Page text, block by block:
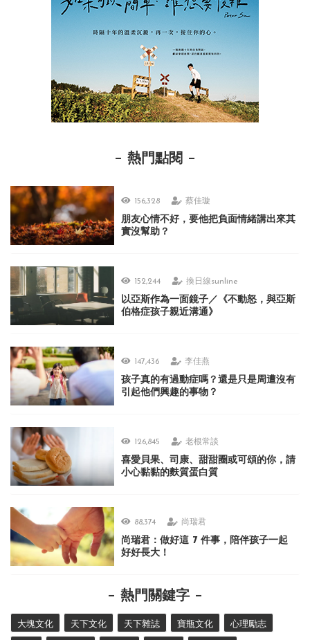
熱門點閱
156,328 蔡佳璇
朋友心情不好，要他把負面情緒講出來其
實沒幫助？
152,244 換日線sunline
以亞斯作為一面鏡子／《不動怒，與亞斯
伯格症孩子親近溝通》
147,436 李佳燕
孩子真的有過動症嗎？還是只是周遭沒有
引起他們興趣的事物？
126,845 老根常談
喜愛貝果、司康、甜甜圈或可頌的你，請
小心黏黏的麩質蛋白質
88,374 尚瑞君
尚瑞君：做好這 7 件事，陪伴孩子一起
好好長大！
熱門關鍵字
大塊文化 天下文化 天下雜誌 寶瓶文化 心理勵志